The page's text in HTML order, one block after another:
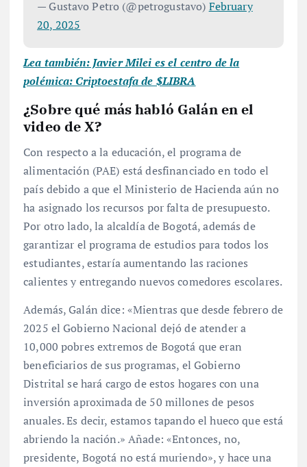
— Gustavo Petro (@petrogustavo) February
20, 2025
Lea también: Javier Milei es el centro de la
polémica: Criptoestafa de $LIBRA
¿Sobre qué más habló Galán en el
video de X?
Con respecto a la educación, el programa de
alimentación (PAE) está desfinanciado en todo el
país debido a que el Ministerio de Hacienda aún no
ha asignado los recursos por falta de presupuesto.
Por otro lado, la alcaldía de Bogotá, además de
garantizar el programa de estudios para todos los
estudiantes, estaría aumentando las raciones
calientes y entregando nuevos comedores escolares.
Además, Galán dice: «Mientras que desde febrero de
2025 el Gobierno Nacional dejó de atender a
10,000 pobres extremos de Bogotá que eran
beneficiarios de sus programas, el Gobierno
Distrital se hará cargo de estos hogares con una
inversión aproximada de 50 millones de pesos
anuales. Es decir, estamos tapando el hueco que está
abriendo la nación.» Añade: «Entonces, no,
presidente, Bogotá no está muriendo», y hace una